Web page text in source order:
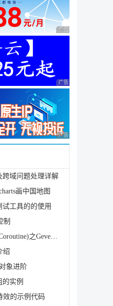
广告 商业广告，理性
广告 商业广告，理性
广告 商业广告，理性
跨域问题处理详解
画中国地图
试工具的的使用
制
Python并发编程协程(Coroutine)之Gevent详解
绍
象进阶
的实例
效的示例代码